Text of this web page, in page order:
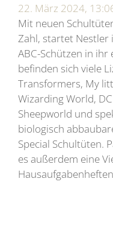
22. März 2024,
Mit neuen
Zahl, startet Nestler
ABC-Schützen in
befinden sich viele
Transformers, My
Wizarding World,
Sheepworld und
biologisch
Special Schultüten.
es außerdem eine